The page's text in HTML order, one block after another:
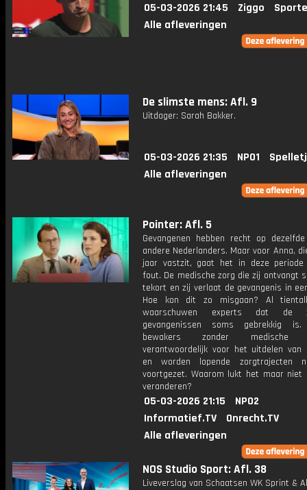
05-03-2026 21:45 Ziggo
Alle afleveringen
De slimste mens: Afl. 9
Uitdager: Sarah Bakker.
05-03-2026 21:35 NPO1
Alle afleveringen
Pointer: Afl. 5
Gevangenen hebben recht op
andere Nederlanders. Maar voor Anna,
jaar vastzit, gaat het in deze periode
fout. De medische zorg die zij ontvangt
tekort en zij verlaat de gevangenis in
Hoe kon dit zo misgaan? Al
waarschuwen experts dat de
gevangenissen soms gebrekkig
bewakers zonder medische
verantwoordelijk voor het uitdelen van
en worden lopende zorgtrajecten
voortgezet. Waarom lukt het maar
veranderen?
05-03-2026 21:15
NPO2
Informatief.TV
Onrecht.TV
Alle afleveringen
NOS Studio Sport: Afl. 38
Liveverslag van Schaatsen WK Sprint &